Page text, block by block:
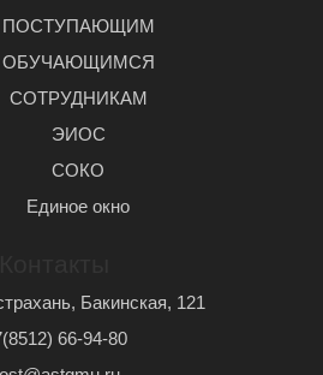
ПОСТУПАЮЩИМ
ОБУЧАЮЩИМСЯ
СОТРУДНИКАМ
ЭИОС
СОКО
Единое окно
Бакинская, 121
66-94-80